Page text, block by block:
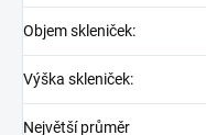
Objem skleniček:
Výška skleniček:
Největší průměr